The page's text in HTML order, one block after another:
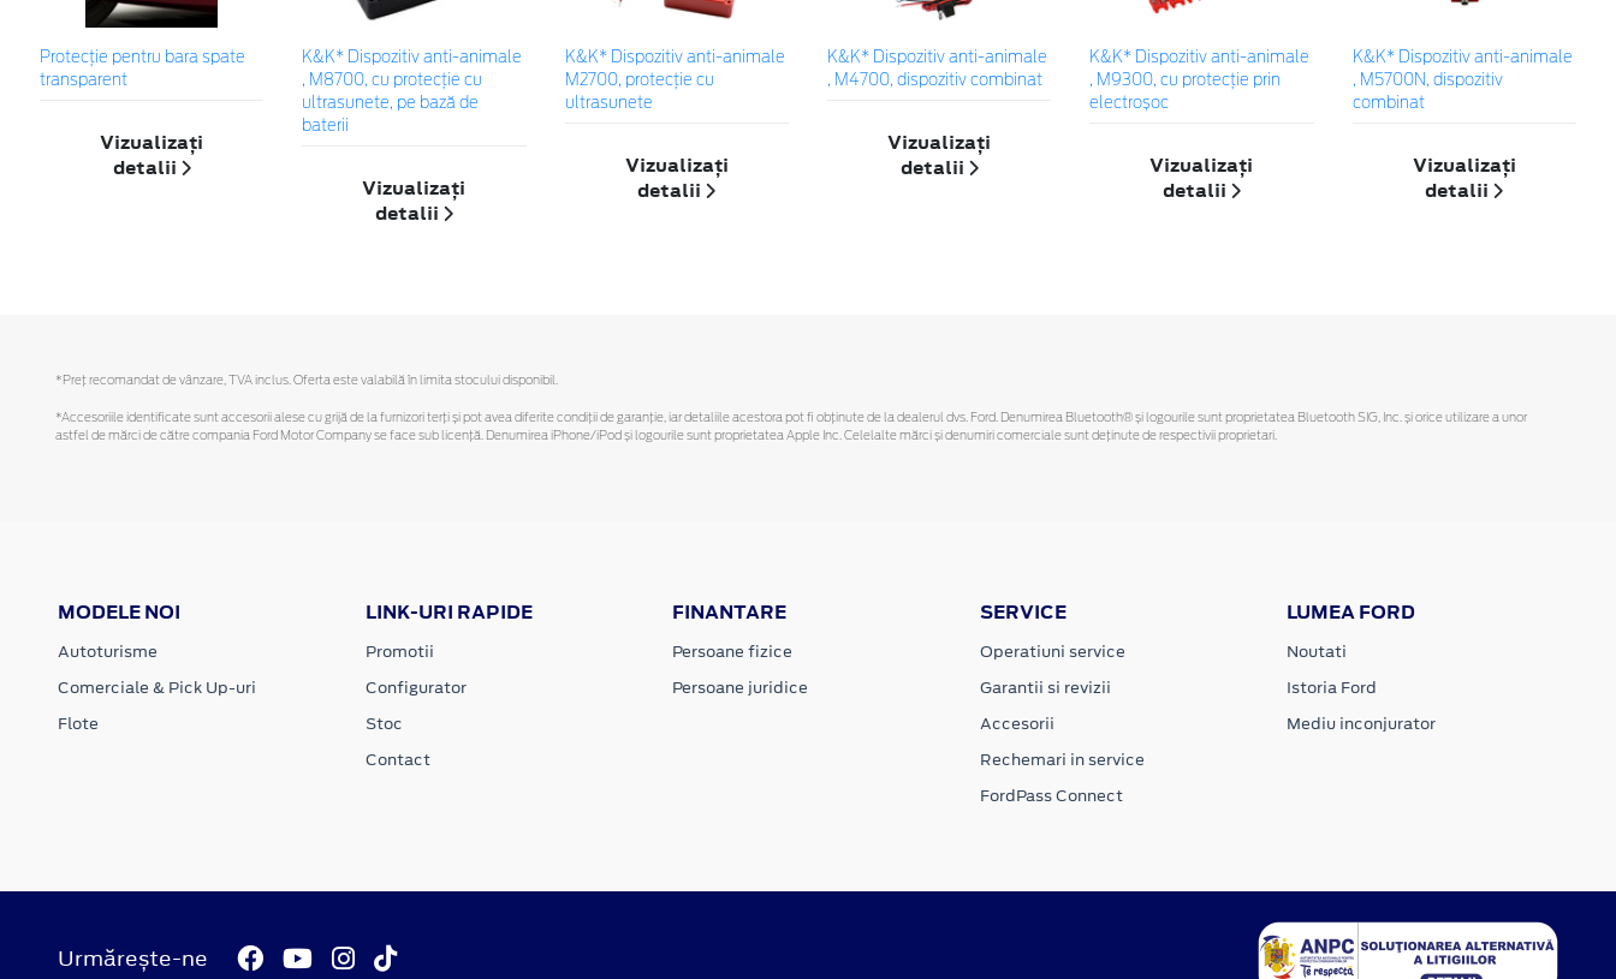
Protecţie pentru bara spate
transparent
Vizualizați
detalii
K&K* Dispozitiv anti-animale
, M8700, cu protecție cu
ultrasunete, pe bază de
baterii
Vizualizați
detalii
K&K* Dispozitiv anti-animale
M2700, protecție cu
ultrasunete
Vizualizați
detalii
K&K* Dispozitiv anti-animale
, M4700, dispozitiv combinat
Vizualizați
detalii
K&K* Dispozitiv anti-animale
, M9300, cu protecție prin
electroșoc
Vizualizați
detalii
K&K* Dispozitiv anti-animale
, M5700N, dispozitiv
combinat
Vizualizați
detalii
*Preţ recomandat de vânzare, TVA inclus. Oferta este valabilă în limita stocului disponibil.
*Accesoriile identificate sunt accesorii alese cu grijă de la furnizori terți și pot avea diferite condiții de garanție, iar detaliile acestora pot fi obținute de la dealerul dvs. Ford. Denumirea Bluetooth® și logourile sunt proprietatea Bluetooth SIG, Inc. și orice utilizare a unor
astfel de mărci de către compania Ford Motor Company se face sub licență. Denumirea iPhone/iPod și logourile sunt proprietatea Apple Inc. Celelalte mărci și denumiri comerciale sunt deținute de respectivii proprietari.
MODELE NOI
Autoturisme
Comerciale & Pick Up-uri
Flote
LINK-URI RAPIDE
Promotii
Configurator
Stoc
Contact
FINANTARE
Persoane fizice
Persoane juridice
SERVICE
Operatiuni service
Garantii si revizii
Accesorii
Rechemari in service
FordPass Connect
LUMEA FORD
Noutati
Istoria Ford
Mediu inconjurator
Urmărește-ne